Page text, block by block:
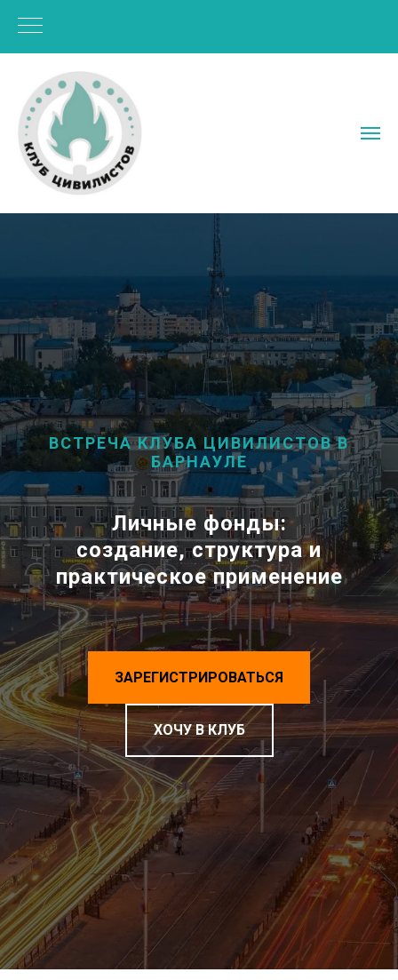
ВСТРЕЧА КЛУБА ЦИВИЛИСТОВ В
БАРНАУЛЕ
Личные фонды:
создание, структура и
практическое применение
ЗАРЕГИСТРИРОВАТЬСЯ
ХОЧУ В КЛУБ